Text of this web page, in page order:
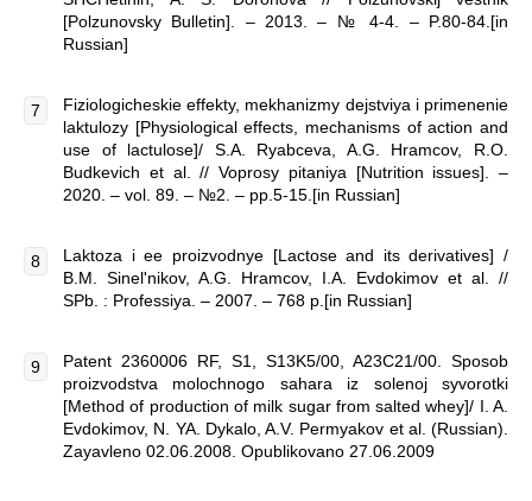
[Polzunovsky Bulletin]. – 2013. – № 4-4. – P.80-84.[in
Russian]
Fiziologicheskie effekty, mekhanizmy dejstviya i primenenie
laktulozy [Physiological effects, mechanisms of action and
use of lactulose]/ S.A. Ryabceva, A.G. Hramcov, R.O.
Budkevich et al. // Voprosy pitaniya [Nutrition issues]. –
2020. – vol. 89. – №2. – pp.5-15.[in Russian]
Laktoza i ee proizvodnye [Lactose and its derivatives] /
B.M. Sinel'nikov, A.G. Hramcov, I.A. Evdokimov et al. //
SPb. : Professiya. – 2007. – 768 p.[in Russian]
Patent 2360006 RF, S1, S13K5/00, A23C21/00. Sposob
proizvodstva molochnogo sahara iz solenoj syvorotki
[Method of production of milk sugar from salted whey]/ I. A.
Evdokimov, N. YA. Dykalo, A.V. Permyakov et al. (Russian).
Zayavleno 02.06.2008. Opublikovano 27.06.2009